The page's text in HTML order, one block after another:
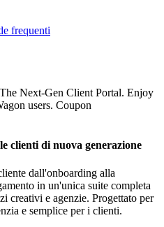
frequenti
clienti di nuova generazione
dall'onboarding alla
in un'unica suite completa
creativi e agenzie. Progettato per
e semplice per i clienti.